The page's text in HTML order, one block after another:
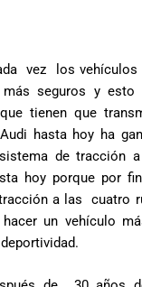
vez los
seguros y esto
tienen que
hasta hoy ha
de tracción
hoy porque por
a las cuatro
un vehículo